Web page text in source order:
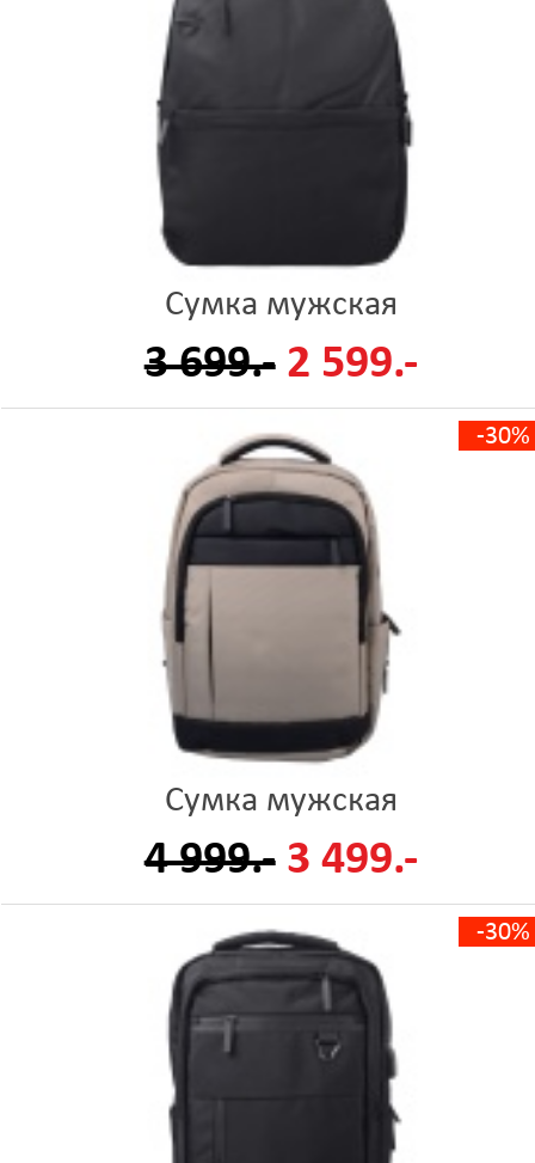
Сумка мужская
3 699.- 2 599.-
-30%
Сумка мужская
4 999.- 3 499.-
-30%